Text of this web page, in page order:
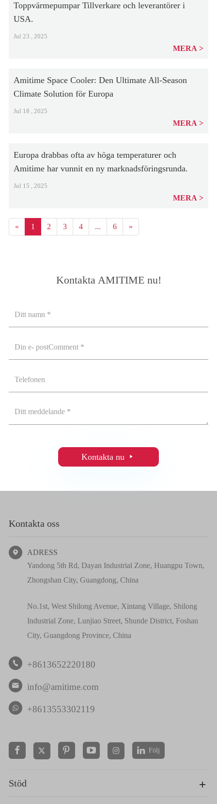
Toppvärmepumpar Tillverkare och leverantörer i
USA.
Jul 23 , 2025
MERA
Amitime Space Cooler: Den Ultimate All-Season
Climate Solution för Europa
Jul 18 , 2025
MERA
Europa drabbas ofta av höga temperaturer och
Amitime har vunnit en ny marknadsföringsrunda.
Jul 15 , 2025
MERA
« 1 2 3 4 ... 6 »
Kontakta AMITIME nu!
Kontakta nu 
Kontakta oss

ADRESS
Yandong 5th Rd, Dayan Industrial Zone, Huangpu Town,
Zhongshan City, Guangdong, China
No.1st, West Shilong Avenue, Xintang Village, Shilong
Industrial Zone, Lunjiao Street, Shunde District, Foshan
City, Guangdong Province, China
 +8613652220180
 info@amitime.com
+8613553302119
  Följ
Stöd